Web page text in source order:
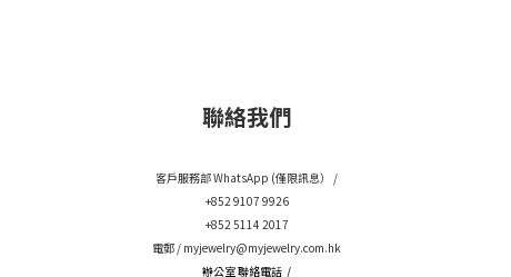
聯絡我們
客戶服務部 WhatsApp (僅限訊息） /
+852 9107 9926
+852 5114 2017
電郵 / myjewelry@myjewelry.com.hk
辦公室 聯絡電話 /